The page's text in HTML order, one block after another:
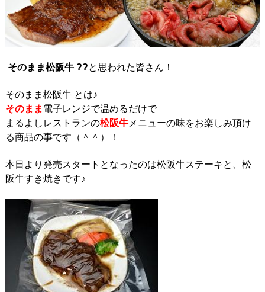
そのまま松阪牛 ??と思われた皆さん！
そのまま松阪牛 とは♪
そのまま 電子レンジで温めるだけで
まるよしレストランの松阪牛メニューの味をお楽しみ頂け
る商品の事です（＾＾）！
本日より発売スタートとなったのは松阪牛ステーキと、松
阪牛すき焼きです♪